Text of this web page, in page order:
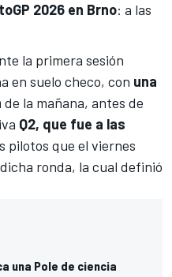
2026 en Brno: a las
la primera sesión
en suelo checo, con una
de la mañana, antes de
Q2, que fue a las
pilotos que el viernes
ronda, la cual definió
una Pole de ciencia